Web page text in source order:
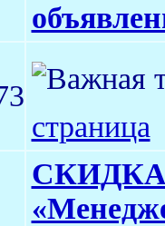
страница
СКИДКА